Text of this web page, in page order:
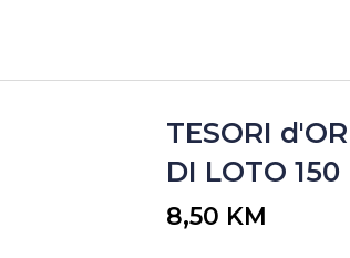
TESORI
DI LOTO
8,50 KM